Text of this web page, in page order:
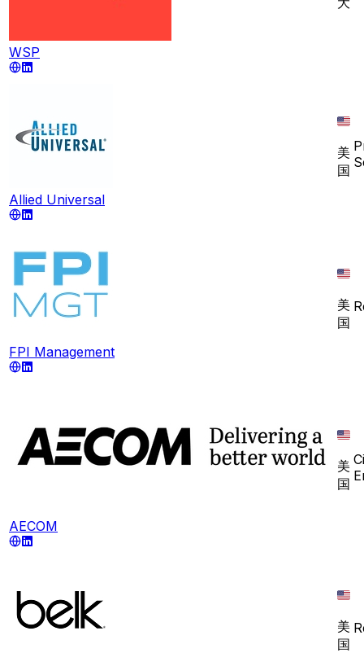
WSP
Allied Universal
美
国
FPI Management
美
国
AECOM
美
国
美
国